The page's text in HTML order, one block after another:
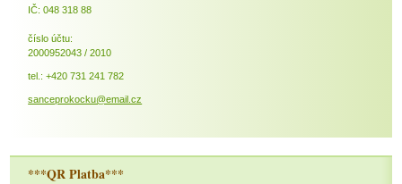
IČ: 048 318 88
číslo účtu:
2000952043 / 2010
tel.: +420 731 241 782
sanceprokocku@email.cz
***QR Platba***